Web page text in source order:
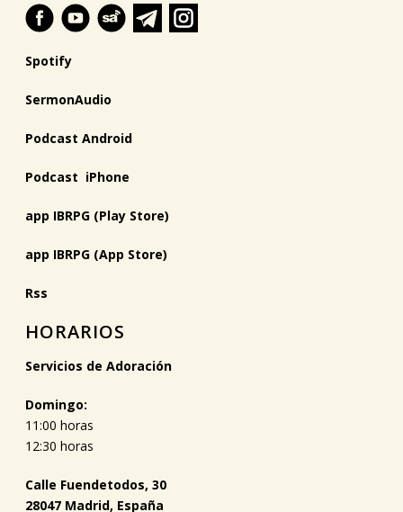
Spotify
SermonAudio
Podcast Android
Podcast iPhone
app IBRPG (Play Store)
app IBRPG (App Store)
Rss
HORARIOS
Servicios de Adoración
Domingo:
11:00 horas
12:30 horas
Calle Fuendetodos, 30
28047 Madrid, España